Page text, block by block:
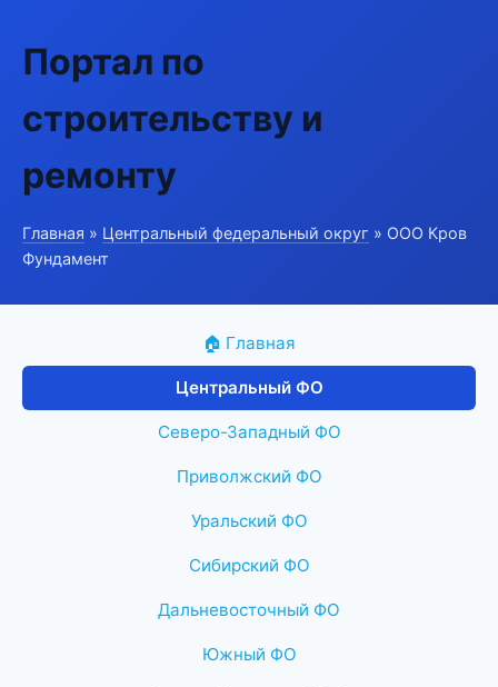
Портал по
строительству и
ремонту
Главная » Центральный федеральный округ » ООО Кров
Фундамент
🏠 Главная
Центральный ФО
Северо-Западный ФО
Приволжский ФО
Уральский ФО
Сибирский ФО
Дальневосточный ФО
Южный ФО